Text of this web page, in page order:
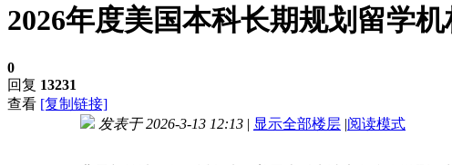
2026年度美国本科长期规划留学
0
回复 13231
查看 [复制链接]
发表于 2026-3-13 12:13 | 显示全部楼层 |阅读模式